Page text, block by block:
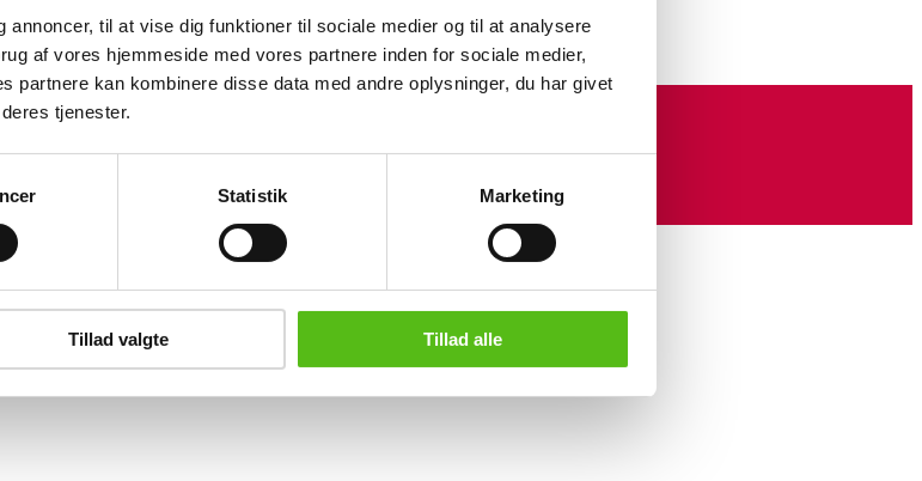
til at vise dig funktioner til sociale medier og til at analysere
af vores hjemmeside med vores partnere inden for sociale medier,
partnere kan kombinere disse data med andre oplysninger, du har givet
tjenester.
Statistik Marketing
Tillad valgte Tillad alle
Lignende varer
samt tilbud direkte i din email.